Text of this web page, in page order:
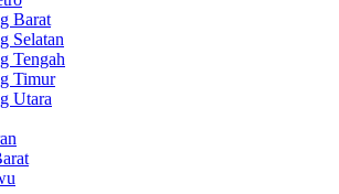
Barat
Selatan
Tengah
Timur
Utara